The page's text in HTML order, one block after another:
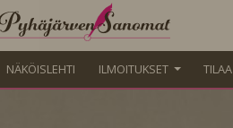
NÄKÖISLEHTI ILMOITUKSET